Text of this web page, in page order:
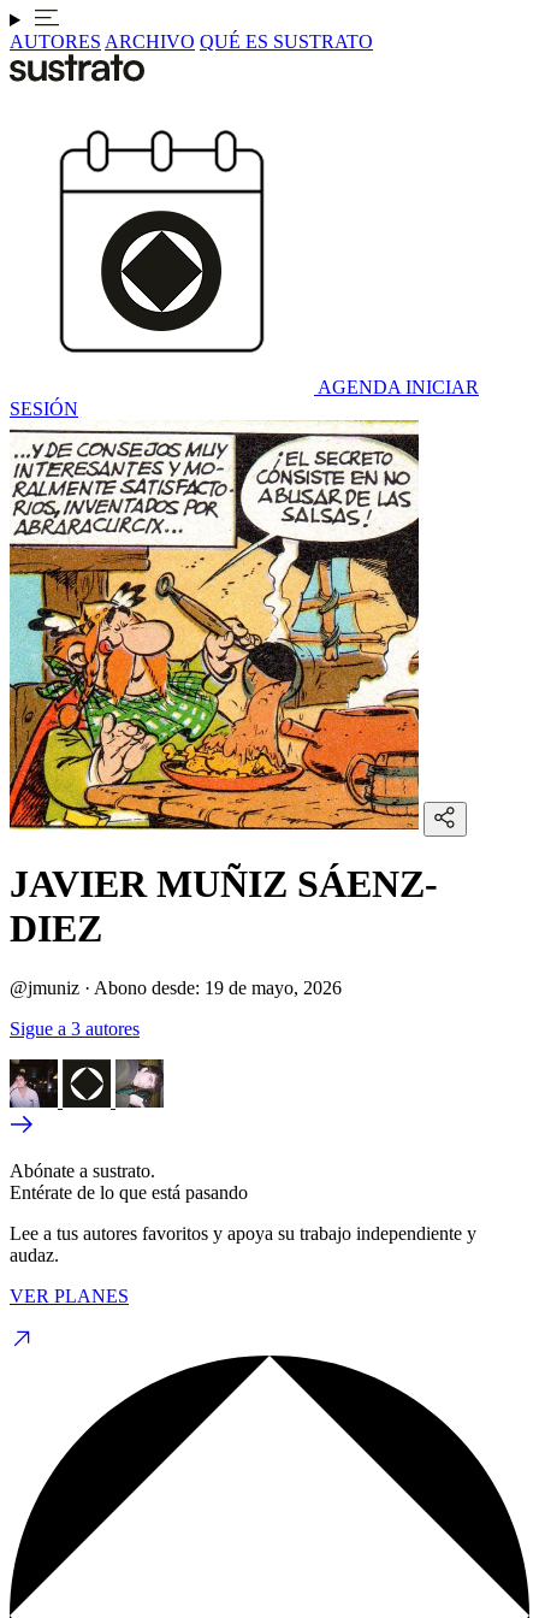
AUTORES ARCHIVO QUÉ ES SUSTRATO
AGENDA INICIAR
SESIÓN
JAVIER MUÑIZ SÁENZ-
DIEZ
@jmuniz · Abono desde: 19 de mayo, 2026
Sigue a 3 autores
Abónate a sustrato.
Entérate de lo que está pasando
Lee a tus autores favoritos y apoya su trabajo independiente y
audaz.
VER PLANES